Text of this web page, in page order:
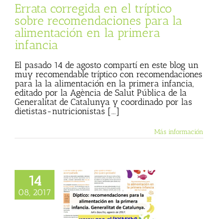
BasultoErrata corregida en el tríptico
sobre recomendaciones para la
alimentación en la primera
infancia
El pasado 14 de agosto compartí en este blog un
muy recomendable tríptico con recomendaciones
para la la alimentación en la primera infancia,
editado por la Agència de Salut Pública de la
Generalitat de Catalunya y coordinado por las
dietistas-nutricionistas [...]
Más información
14
08, 2017
para la
en la